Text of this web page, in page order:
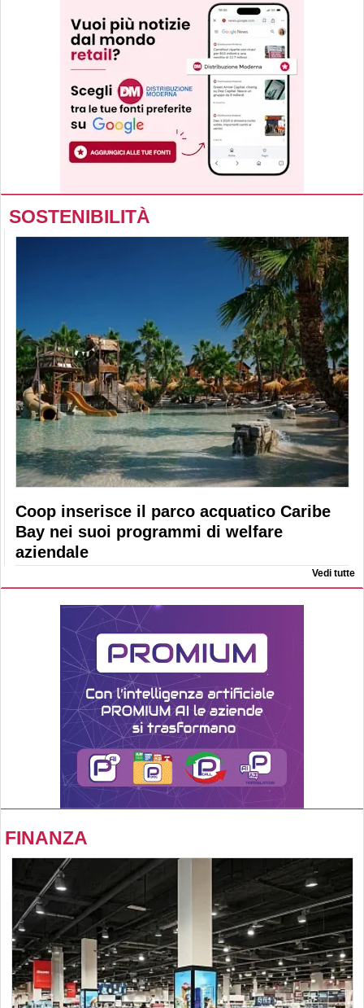
SOSTENIBILITÀ
Coop inserisce il parco acquatico Caribe
Bay nei suoi programmi di welfare
aziendale
Vedi tutte
FINANZA